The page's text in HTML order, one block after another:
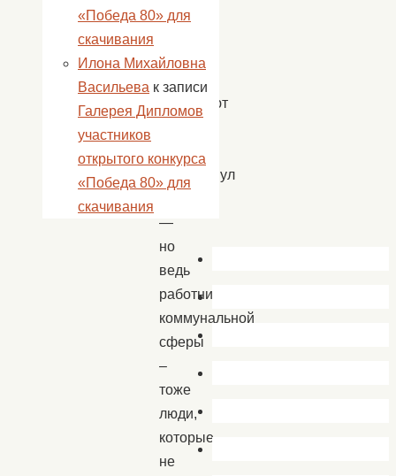
тогда,
возникают
подчеркнул
—
но
ведь
работники
коммунальной
сферы
–
тоже
люди,
которые
не
«Победа 80» для
скачивания
Илона Михайловна
Васильева к записи
Галерея Дипломов
участников
открытого конкурса
«Победа 80» для
скачивания